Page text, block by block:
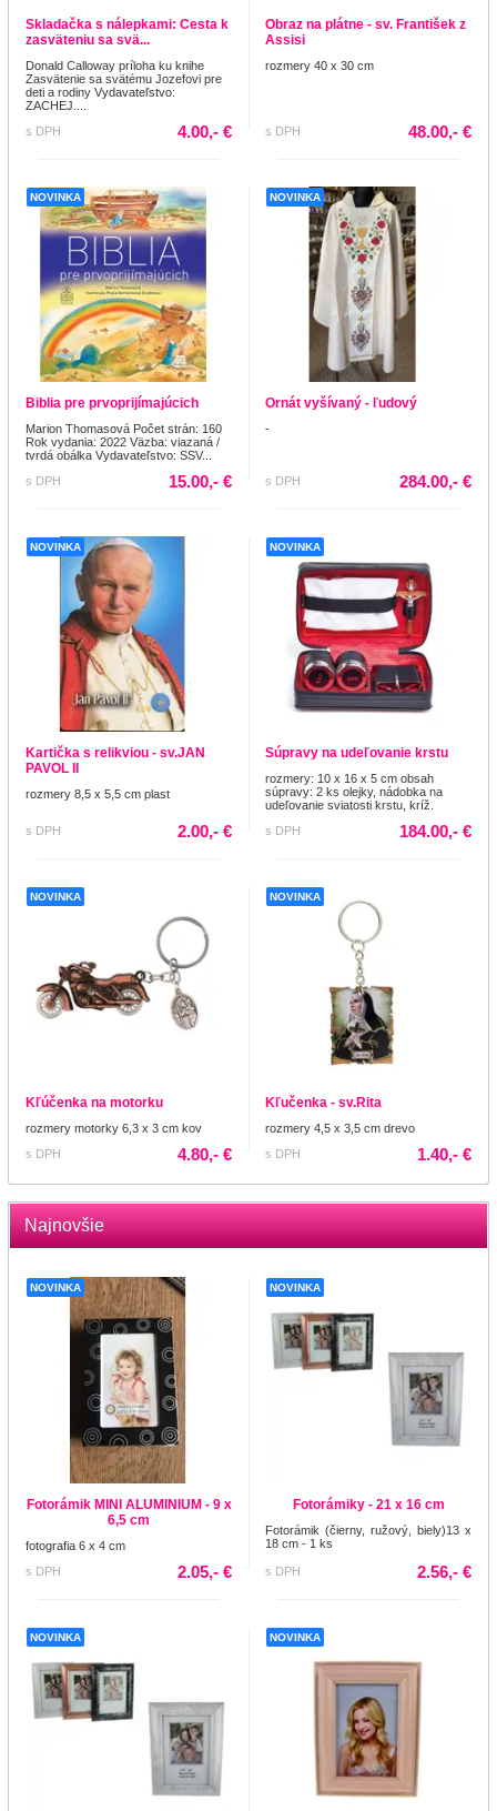
Skladačka s nálepkami: Cesta k
zasväteniu sa svä...
Donald Calloway príloha ku knihe
Zasvätenie sa svätému Jozefovi pre
deti a rodiny Vydavateľstvo:
ZACHEJ....
s DPH
4.00,- €
Obraz na plátne - sv. František z
Assisi
rozmery 40 x 30 cm
s DPH 48.00,- €
NOVINKA
Biblia pre prvoprijímajúcich
Marion Thomasová Počet strán: 160
Rok vydania: 2022 Väzba: viazaná /
tvrdá obálka Vydavateľstvo: SSV...
s DPH
15.00,- €
NOVINKA
Ornát vyšívaný - ľudový
-
s DPH 284.00,- €
NOVINKA
Kartička s relikviou - sv.JAN
PAVOL II
rozmery 8,5 x 5,5 cm plast
s DPH 2.00,- €
NOVINKA
Súpravy na udeľovanie krstu
rozmery: 10 x 16 x 5 cm obsah
súpravy: 2 ks olejky, nádobka na
udeľovanie sviatosti krstu, kríž.
s DPH
184.00,- €
NOVINKA
Kľúčenka na motorku
rozmery motorky 6,3 x 3 cm kov
s DPH
4.80,- €
NOVINKA
Kľučenka - sv.Rita
rozmery 4,5 x 3,5 cm drevo
s DPH
1.40,- €
Najnovšie
NOVINKA
Fotorámik MINI ALUMINIUM - 9 x
6,5 cm
fotografia 6 x 4 cm
s DPH
2.05,- €
NOVINKA
Fotorámiky - 21 x 16 cm
Fotorámik (čierny, ružový, biely)13 x
18 cm - 1 ks
s DPH 2.56,- €
NOVINKA NOVINKA